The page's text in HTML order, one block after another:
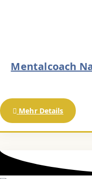
Mentalcoach
Mehr Details